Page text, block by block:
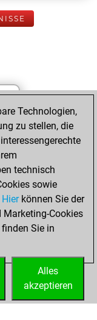
Technologien,
zu stellen, die
technisch
sowie
Hierkönnen Sie der
Marketing-Cookies
Sie in
Alles
akzeptieren